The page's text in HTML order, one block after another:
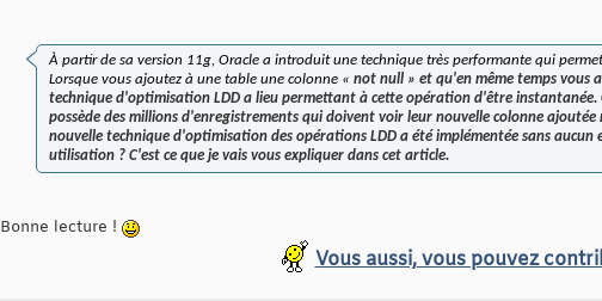
À partir de sa version 11g, Oracle a introduit une technique très performante qui
Lorsque vous ajoutez à une table une colonne « not null » et qu'en même temps vous
technique d'optimisation LDD a lieu permettant à cette opération d'être instantanée.
possède des millions d'enregistrements qui doivent voir leur nouvelle colonne
nouvelle technique d'optimisation des opérations LDD a été implémentée sans
utilisation ? C'est ce que je vais vous expliquer dans cet article.
Bonne lecture !
Vous aussi, vous pouvez